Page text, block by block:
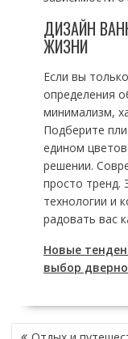
ДИЗАЙН
ЖИЗНИ
Если вы
определения
минимализм,
Подберите
едином
решении.
просто тренд.
технологии и
радовать вас
Новые
выбор
НАВИГАЦИЯ